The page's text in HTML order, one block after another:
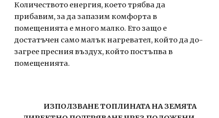
Количеството енергия, което трябва да
прибавим, за да запазим комфорта в
помещенията е много малко. Ето защо е
достатъчен само малък нагревател, който да до-
загрее пресния въздух, който постъпва в
помещенията.